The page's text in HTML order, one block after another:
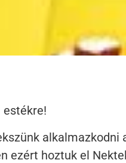
estékre!
alkalmazkodni
ezért hoztuk el